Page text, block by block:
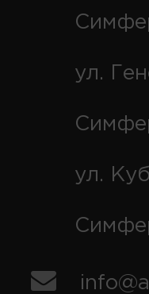
ул.
ул.